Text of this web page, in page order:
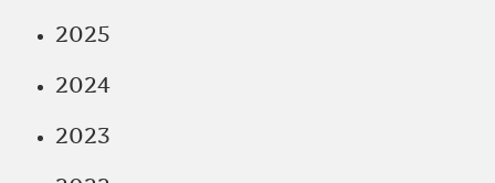
2025
2024
2023